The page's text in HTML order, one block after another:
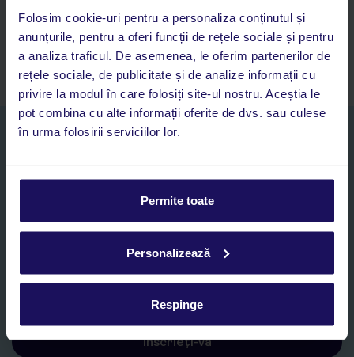
Folosim cookie-uri pentru a personaliza conținutul și
anunțurile, pentru a oferi funcții de rețele sociale și pentru
a analiza traficul. De asemenea, le oferim partenerilor de
rețele sociale, de publicitate și de analize informații cu
privire la modul în care folosiți site-ul nostru. Aceștia le
pot combina cu alte informații oferite de dvs. sau culese
în urma folosirii serviciilor lor.
Permite toate
Personalizează
Respinge
singură aplicație
Asistență 24/7 prin chat, pe toată durata vacanței
Abonați-vă la newsletter
Sunt de acord cu prelucrarea datelor mele personale de către TUI
specificat în„Informații privind prelucrarea datelor cu caracter
, prin mijloace electronice de comunicare (e-mail),
Înscrieți-vă